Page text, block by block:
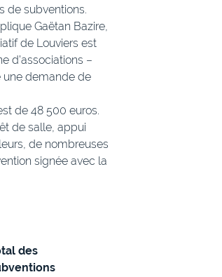
de subventions.
Gaëtan Bazire,
de Louviers est
d’associations –
une demande de
de 48 500 euros.
de salle, appui
de nombreuses
signée avec la
des